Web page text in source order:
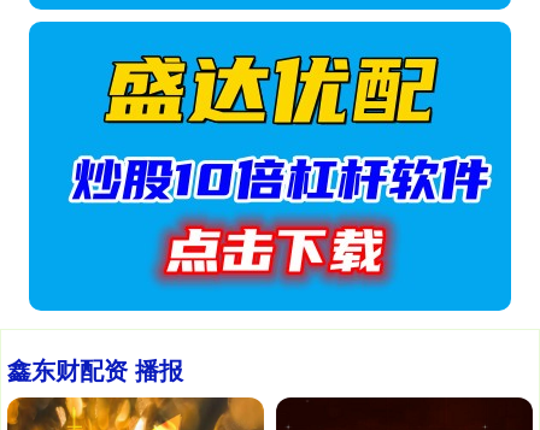
鑫东财配资 播报